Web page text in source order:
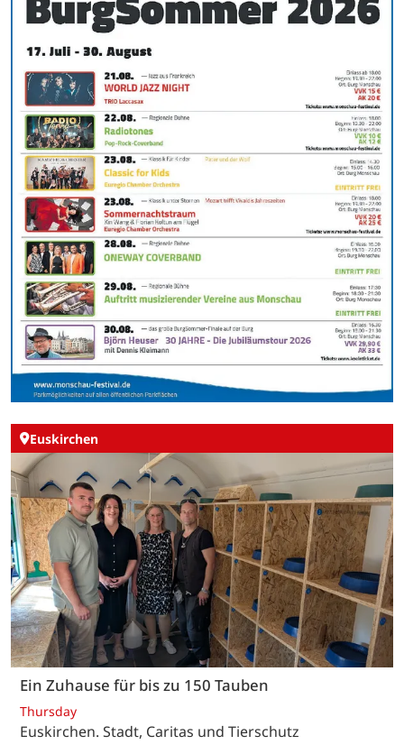
Euskirchen
Ein Zuhause für bis zu 150 Tauben
Thursday
Euskirchen. Stadt, Caritas und Tierschutz